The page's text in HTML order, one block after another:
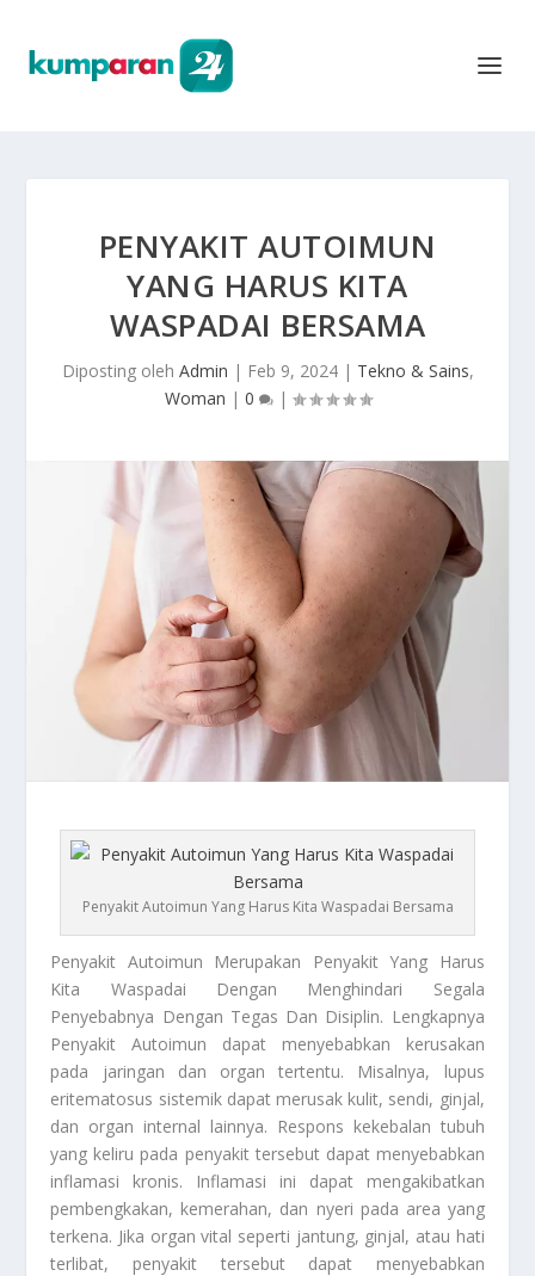
PENYAKIT AUTOIMUN
YANG HARUS KITA
WASPADAI BERSAMA
Diposting oleh Admin | Feb 9, 2024| Tekno & Sains,
Woman | 0 |
Penyakit Autoimun Yang Harus Kita Waspadai Bersama
Penyakit Autoimun Merupakan Penyakit Yang Harus
Kita Waspadai Dengan Menghindari Segala
Penyebabnya Dengan Tegas Dan Disiplin. Lengkapnya
Penyakit Autoimun dapat menyebabkan kerusakan
pada jaringan dan organ tertentu. Misalnya, lupus
eritematosus sistemik dapat merusak kulit, sendi, ginjal,
dan organ internal lainnya. Respons kekebalan tubuh
yang keliru pada penyakit tersebut dapat menyebabkan
inflamasi kronis. Inflamasi ini dapat mengakibatkan
pembengkakan, kemerahan, dan nyeri pada area yang
terkena. Jika organ vital seperti jantung, ginjal, atau hati
terlibat, penyakit tersebut dapat menyebabkan